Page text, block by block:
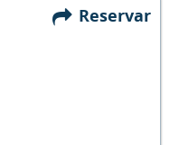
Reservar